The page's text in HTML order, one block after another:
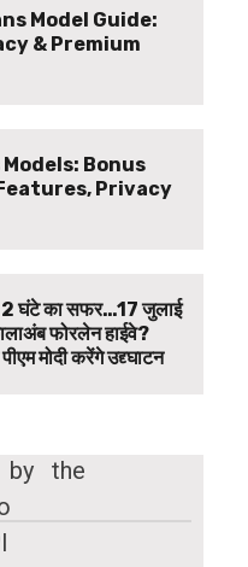
Model Guide:
& Premium
Models: Bonus
Privacy
घंटे का सफर…17 जुलाई
फोरलेन हाईवे?
मोदी करेंगे उद्द्घाटन